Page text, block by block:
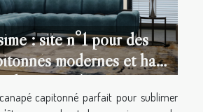
: site n°1 pour des
modernes et haut
de gamme !
capitonné parfait pour sublimer